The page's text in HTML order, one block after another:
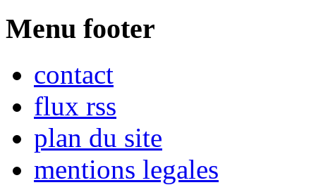
Menu footer
contact
flux rss
plan du site
mentions legales